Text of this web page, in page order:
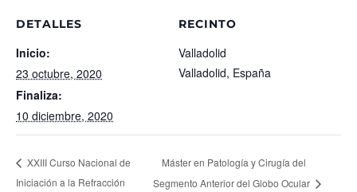
DETALLES
Inicio:
23 octubre, 2020
Finaliza:
10 diciembre, 2020
RECINTO
Valladolid
Valladolid, España
XXIII Curso Nacional de
Iniciación a la Refracción
Máster en Patología y Cirugía del
Segmento Anterior del Globo Ocular